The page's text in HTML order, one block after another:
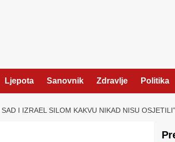
Ljepota Sanovnik Zdravlje Politika
I IZRAEL SILOM KAKVU NIKAD NISU OSJETILI”